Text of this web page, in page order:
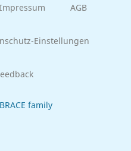
Impressum AGB
Einstellungen
family